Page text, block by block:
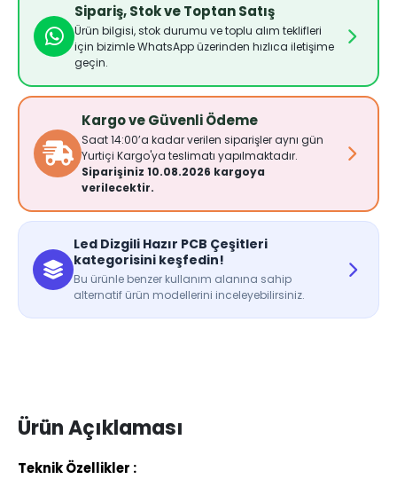
Sipariş, Stok ve Toptan Satış
Ürün bilgisi, stok durumu ve toplu alım teklifleri
için bizimle WhatsApp üzerinden hızlıca iletişime
geçin.
Kargo ve Güvenli Ödeme
Saat 14:00’a kadar verilen siparişler aynı gün
Yurtiçi Kargo'ya teslimatı yapılmaktadır.
Siparişiniz 10.08.2026 kargoya
verilecektir.
Led Dizgili Hazır PCB Çeşitleri
kategorisini keşfedin!
Bu ürünle benzer kullanım alanına sahip
alternatif ürün modellerini inceleyebilirsiniz.
Ürün Açıklaması
Teknik Özellikler :